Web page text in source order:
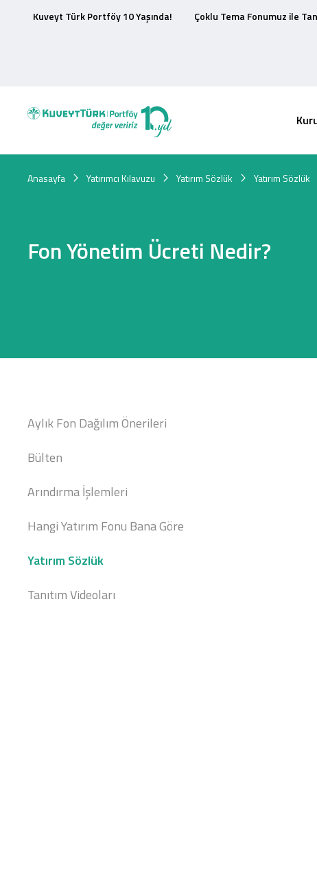
Kuveyt Türk Portföy 10 Yaşında! Çoklu Tema Fonumuz ile
Anasayfa Yatırımcı Kılavuzu Yatırım Sözlük Yatırım Sözlük
Fon Yönetim Ücreti Nedir?
Aylık Fon Dağılım Önerileri
Bülten
Arındırma İşlemleri
Hangi Yatırım Fonu Bana Göre
Yatırım Sözlük
Tanıtım Videoları